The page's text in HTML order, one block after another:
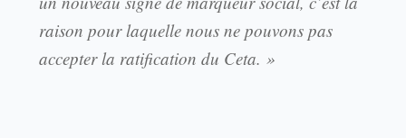
raison pour laquelle nous ne pouvons pas
accepter la ratification du Ceta. »